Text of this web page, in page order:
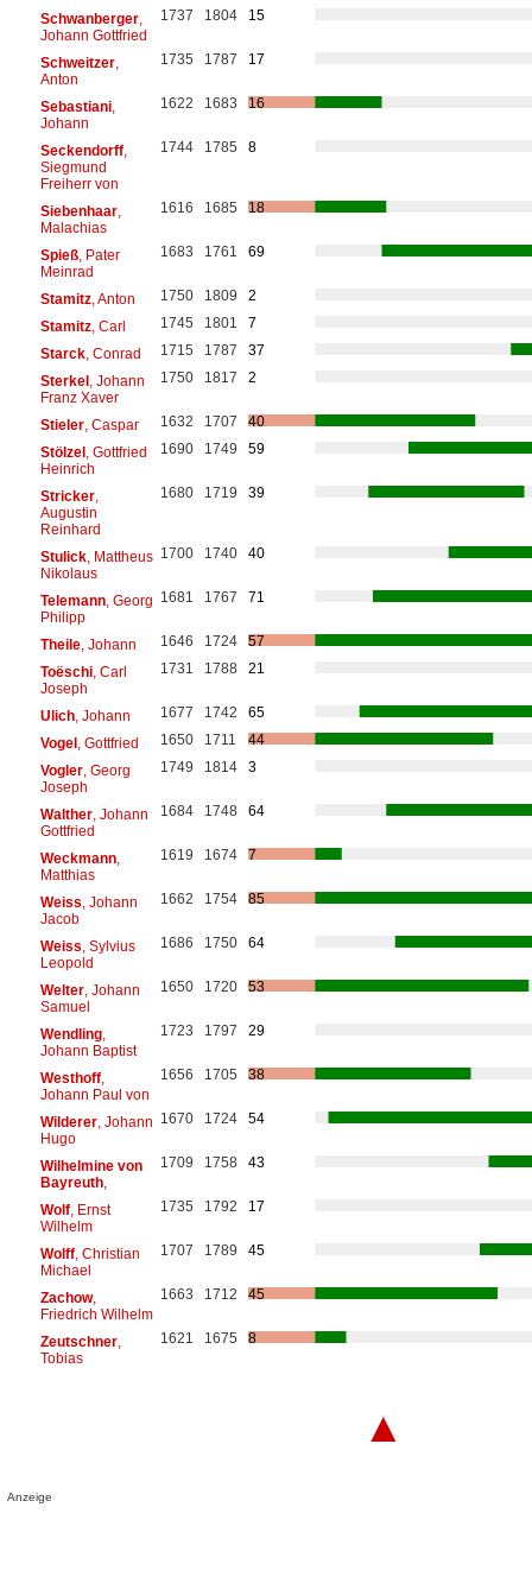
Schwanberger,
Johann Gottfried
1737 1804 15
Schweitzer,
Anton
1735 1787 17
Sebastiani,
Johann
1622 1683 16
Seckendorff,
Siegmund
Freiherr von
1744 1785 8
Siebenhaar,
Malachias
1616 1685 18
Spieß, Pater
Meinrad
1683 1761 69
Stamitz, Anton 1750 1809
2
Stamitz, Carl 1745 1801
7
Starck, Conrad 1715 1787
37
Sterkel, Johann
Franz Xaver
1750 1817 2
Stieler, Caspar 1632 1707
40
Stölzel, Gottfried
Heinrich
1690 1749 59
Stricker,
Augustin
Reinhard
1680 1719 39
Stulick, Mattheus
Nikolaus
1700 1740 40
Telemann, Georg
Philipp
1681 1767 71
Theile, Johann 1646 1724
57
Toëschi, Carl
Joseph
1731 1788 21
Ulich, Johann 1677 1742
65
Vogel, Gottfried 1650 1711
44
Vogler, Georg
Joseph
1749 1814 3
Walther, Johann
Gottfried
1684 1748 64
Weckmann,
Matthias
1619 1674 7
Weiss , Johann
Jacob
1662 1754 85
Weiss , Sylvius
Leopold
1686 1750 64
Welter, Johann
Samuel
1650 1720 53
Wendling,
Johann Baptist
1723 1797 29
Westhoff,
Johann Paul von
1656 1705 38
Wilderer, Johann
Hugo
1670 1724 54
Wilhelmine von
Bayreuth,
1709 1758 43
Wolf, Ernst
Wilhelm
1735 1792 17
Wolff, Christian
Michael
1707 1789 45
Zachow,
Friedrich Wilhelm
1663 1712 45
Zeutschner,
Tobias
1621 1675 8
▲
Anzeige